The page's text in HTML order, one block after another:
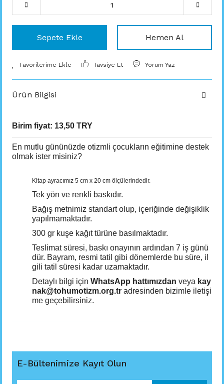
Sepete Ekle Hemen Al
Tavsiye Et Yorum Yaz
Ürün Bilgisi
Birim fiyat: 13,50 TRY
En mutlu gününüzde otizmli çocukların eğitimine destek
olmak ister misiniz?
Kitap ayracımız 5 cm x 20 cm ölçülerindedir.
Tek yön ve renkli baskıdır.
Bağış metnimiz standart olup, içeriğinde değişiklik
yapılmamaktadır.
300 gr kuşe kağıt türüne basılmaktadır.
Teslimat süresi, baskı onayının ardından 7 iş günü
dür. Bayram, resmi tatil gibi dönemlerde bu süre, il
gili tatil süresi kadar uzamaktadır.
Detaylı bilgi için WhatsApp hattımızdan veya kay
nak@tohumotizm.org.tr adresinden bizimle iletişi
me geçebilirsiniz.
E-Bültenimize Kayıt Olun